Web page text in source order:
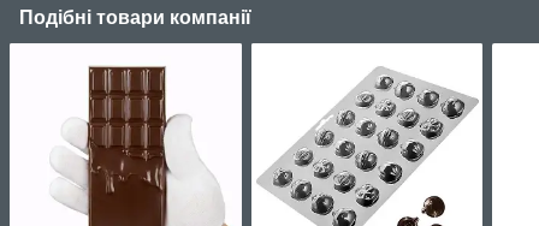
Подібні товари компанії